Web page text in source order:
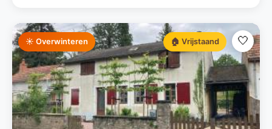
☀️ Overwinteren 🏠 Vrijstaand 🤍